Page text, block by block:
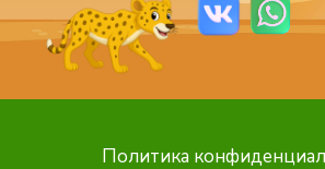
Политика